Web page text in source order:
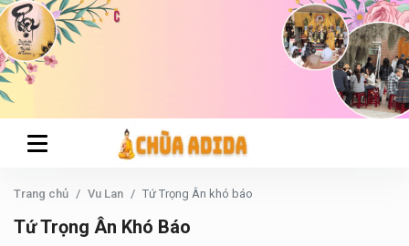
Trang chủ Vu Lan Tứ Trọng Ân khó báo
Tứ Trọng Ân Khó Báo